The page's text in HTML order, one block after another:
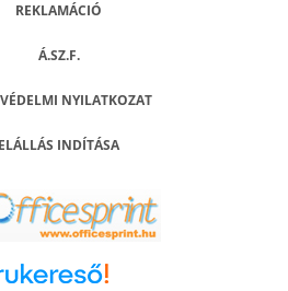
REKLAMÁCIÓ
Á.SZ.F.
NYILATKOZAT
ELÁLLÁS INDÍTÁSA